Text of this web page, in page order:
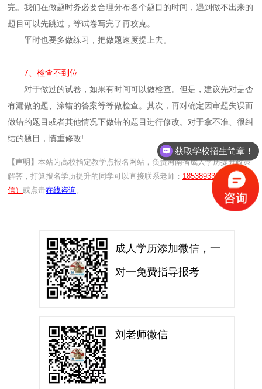
完。我们在做题时务必要合理分布各个题目的时间，遇到做不出来的
题目可以先跳过，等试卷写完了再攻克。
平时也要多做练习，把做题速度提上去。
7、检查不到位
对于做过的试卷，如果有时间可以做检查。但是，建议先对是否
有漏做的题、涂错的答案等等做检查。其次，再对确定因审题失误而
做错的题目或者其他情况下做错的题目进行修改。对于拿不准、很纠
结的题目，慎重修改!
【声明】 本站为高校指定教学点报名网站，负责河南省成人学历提升政策
解答，打算报名学历提升的同学可以直接联系老师： 18538933810（同微
信） 或点击在线咨询。
成人学历添加微信，一
对一免费指导报考
刘老师微信
获取学校招生简章！